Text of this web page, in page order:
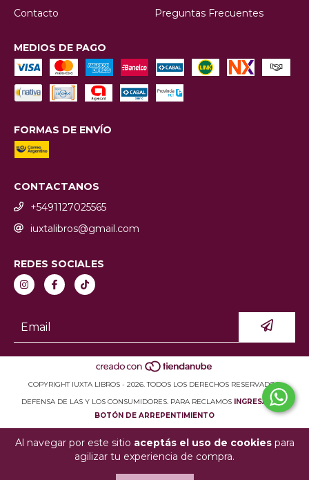
Al navegar por este sitio aceptás el uso de cookiespara
agilizar tu experiencia de compra.
Contacto Preguntas Frecuentes
MEDIOS DE PAGO
FORMAS DE ENVÍO
CONTACTANOS
+5491127025565
iuxtalibros@gmail.com
REDES SOCIALES
COPYRIGHT IUXTA LIBROS - 2026. TODOS LOS DERECHOS RESERVADOS.
DEFENSA DE LAS Y LOS CONSUMIDORES. PARA RECLAMOS
INGRESÁ ACÁ.
BOTÓN DE ARREPENTIMIENTO